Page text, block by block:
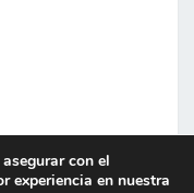
con el
experiencia en nuestra